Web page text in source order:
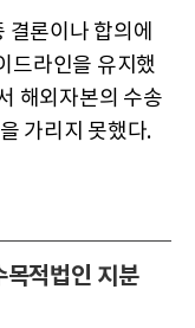
론이나 합의에
드라인을 유지했
해외자본의 수송
가리지 못했다.
적법인 지분